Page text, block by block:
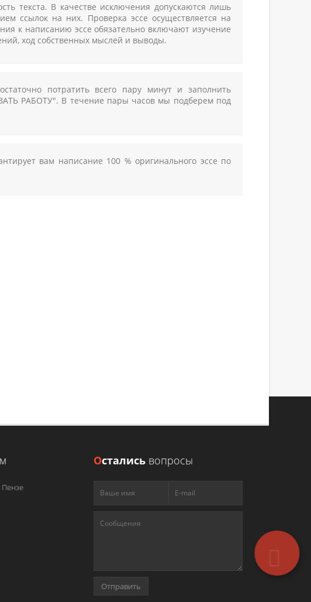
текста. В качестве исключения допускаются лишь
ссылок на них. Проверка эссе осуществляется на
к написанию эссе обязательно включают изучение
ход собственных мыслей и выводы.
потратить всего пару минут и заполнить
РАБОТУ". В течение пары часов мы подберем под
вам написание 100 % оригинального эссе по
Остались вопросы